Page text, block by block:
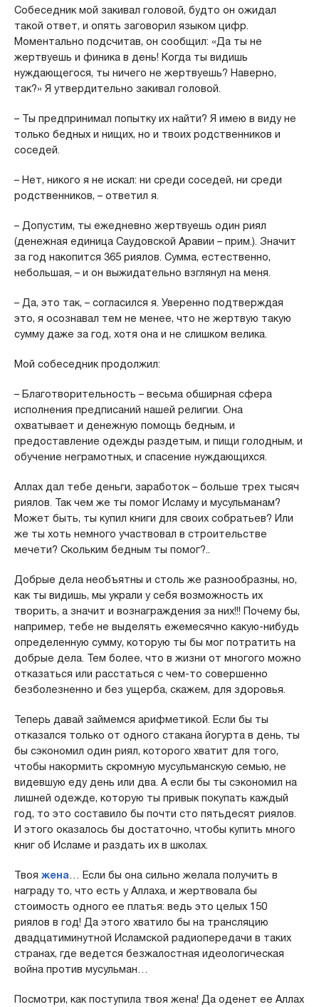
Собеседник мой закивал головой, будто он ожидал
такой ответ, и опять заговорил языком цифр.
Моментально подсчитав, он сообщил: «Да ты не
жертвуешь и финика в день! Когда ты видишь
нуждающегося, ты ничего не жертвуешь? Наверно,
так?» Я утвердительно закивал головой.
– Ты предпринимал попытку их найти? Я имею в виду не
только бедных и нищих, но и твоих родственников и
соседей.
– Нет, никого я не искал: ни среди соседей, ни среди
родственников, – ответил я.
– Допустим, ты ежедневно жертвуешь один риял
(денежная единица Саудовской Аравии – прим.). Значит
за год накопится 365 риялов. Сумма, естественно,
небольшая, – и он выжидательно взглянул на меня.
– Да, это так, – согласился я. Уверенно подтверждая
это, я осознавал тем не менее, что не жертвую такую
сумму даже за год, хотя она и не слишком велика.
Мой собеседник продолжил:
– Благотворительность – весьма обширная сфера
исполнения предписаний нашей религии. Она
охватывает и денежную помощь бедным, и
предоставление одежды раздетым, и пищи голодным, и
обучение неграмотных, и спасение нуждающихся.
Аллах дал тебе деньги, заработок – больше трех тысяч
риялов. Так чем же ты помог Исламу и мусульманам?
Может быть, ты купил книги для своих собратьев? Или
же ты хоть немного участвовал в строительстве
мечети? Скольким бедным ты помог?..
Добрые дела необъятны и столь же разнообразны, но,
как ты видишь, мы украли у себя возможность их
творить, а значит и вознаграждения за них!!! Почему бы,
например, тебе не выделять ежемесячно какую-нибудь
определенную сумму, которую ты бы мог потратить на
добрые дела. Тем более, что в жизни от многого можно
отказаться или расстаться с чем-то совершенно
безболезненно и без ущерба, скажем, для здоровья.
Теперь давай займемся арифметикой. Если бы ты
отказался только от одного стакана йогурта в день, ты
бы сэкономил один риял, которого хватит для того,
чтобы накормить скромную мусульманскую семью, не
видевшую еду день или два. А если бы ты сэкономил на
лишней одежде, которую ты привык покупать каждый
год, то это составило бы почти сто пятьдесят риялов.
И этого оказалось бы достаточно, чтобы купить много
книг об Исламе и раздать их в школах.
Твоя жена… Если бы она сильно желала получить в
награду то, что есть у Аллаха, и жертвовала бы
стоимость одного ее платья: ведь это целых 150
риялов в год! Да этого хватило бы на трансляцию
двадцатиминутной Исламской радиопередачи в таких
странах, где ведется безжалостная идеологическая
война против мусульман…
Посмотри, как поступила твоя жена! Да оденет ее Аллах